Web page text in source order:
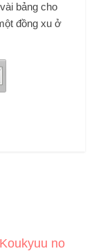
bảng cho
đồng xu ở
no